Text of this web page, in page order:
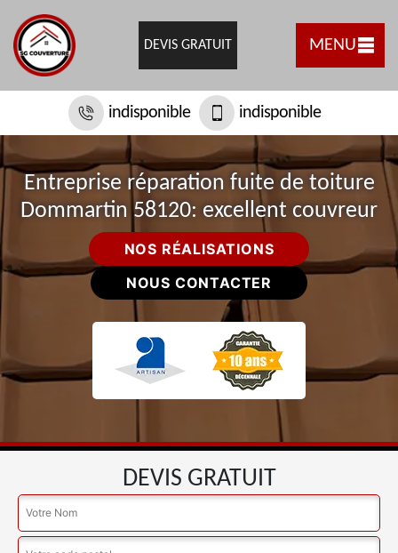
DEVIS GRATUIT MENU
indisponible indisponible
Entreprise réparation fuite de toiture
Dommartin 58120: excellent couvreur
NOS RÉALISATIONS
NOUS CONTACTER
DEVIS GRATUIT